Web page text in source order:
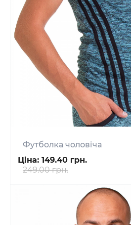
Футболка чоловіча
Ціна: 149.40 грн.
249.00 грн.